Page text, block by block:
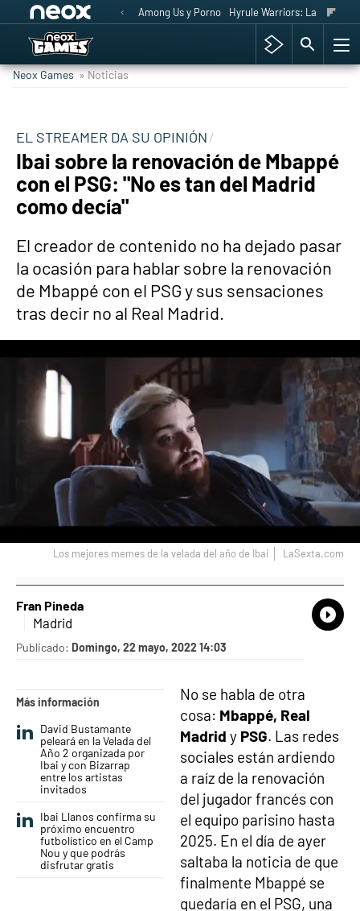
Among Us y Porno Hyrule Warriors: La Era del
Neox Games » Noticias
EL STREAMER DA SU OPINIÓN
Ibai sobre la renovación de Mbappé
con el PSG: "No es tan del Madrid
como decía"
El creador de contenido no ha dejado pasar
la ocasión para hablar sobre la renovación
de Mbappé con el PSG y sus sensaciones
tras decir no al Real Madrid.
Los mejores memes de la velada del año de Ibai LaSexta.com
Fran Pineda
Madrid
Publicado: Domingo, 22 mayo, 2022 14:03
Más información
David Bustamante
peleará en la Velada del
Año 2 organizada por
Ibai y con Bizarrap
entre los artistas
invitados
Ibai Llanos confirma su
próximo encuentro
futbolístico en el Camp
Nou y que podrás
disfrutar gratis
No se habla de otra
cosa: Mbappé, Real
Madrid y PSG. Las redes
sociales están ardiendo
a raíz de la renovación
del jugador francés con
el equipo parisino hasta
2025. En el día de ayer
saltaba la noticia de que
finalmente Mbappé se
quedaría en el PSG, una